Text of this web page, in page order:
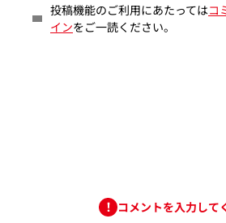
投稿機能のご利用にあたってはコ
インをご一読ください。
コメントを入力して